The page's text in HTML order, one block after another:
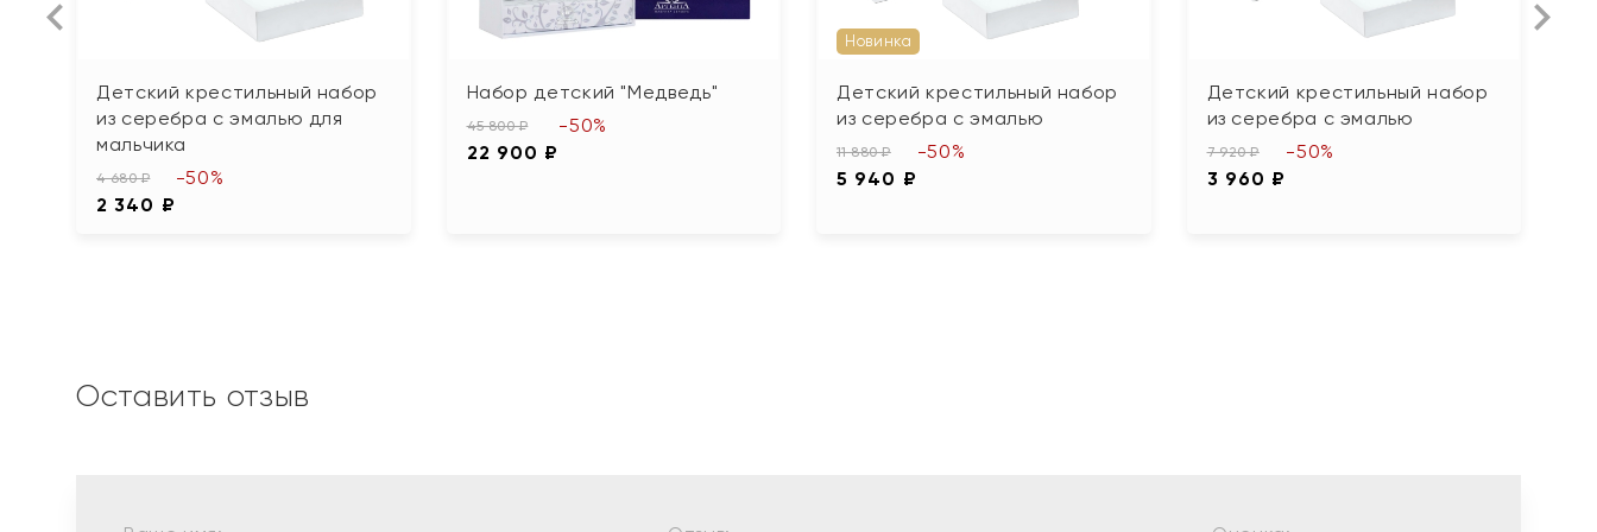
Детский крестильный набор
из серебра с эмалью для
мальчика
4 680 ₽
2 340 ₽
-50%
Набор детский "Медведь"
45 800 ₽
22 900 ₽
-50%
Новинка
Детский крестильный набор
из серебра с эмалью
11 880 ₽
5 940 ₽
-50%
Детский крестильный набор
из серебра с эмалью
7 920 ₽
3 960 ₽
-50%
Оставить отзыв